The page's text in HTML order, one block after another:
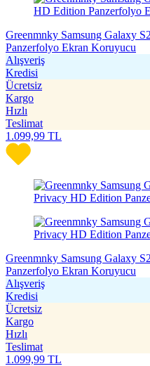
Greenmnky Samsung Galaxy
Panzerfolyo Ekran Koruyucu
Alışveriş
Kredisi
Ücretsiz
Kargo
Hızlı
Teslimat
1.099,99 TL
Greenmnky Samsung Galaxy
Panzerfolyo Ekran Koruyucu
Alışveriş
Kredisi
Ücretsiz
Kargo
Hızlı
Teslimat
1.099,99 TL